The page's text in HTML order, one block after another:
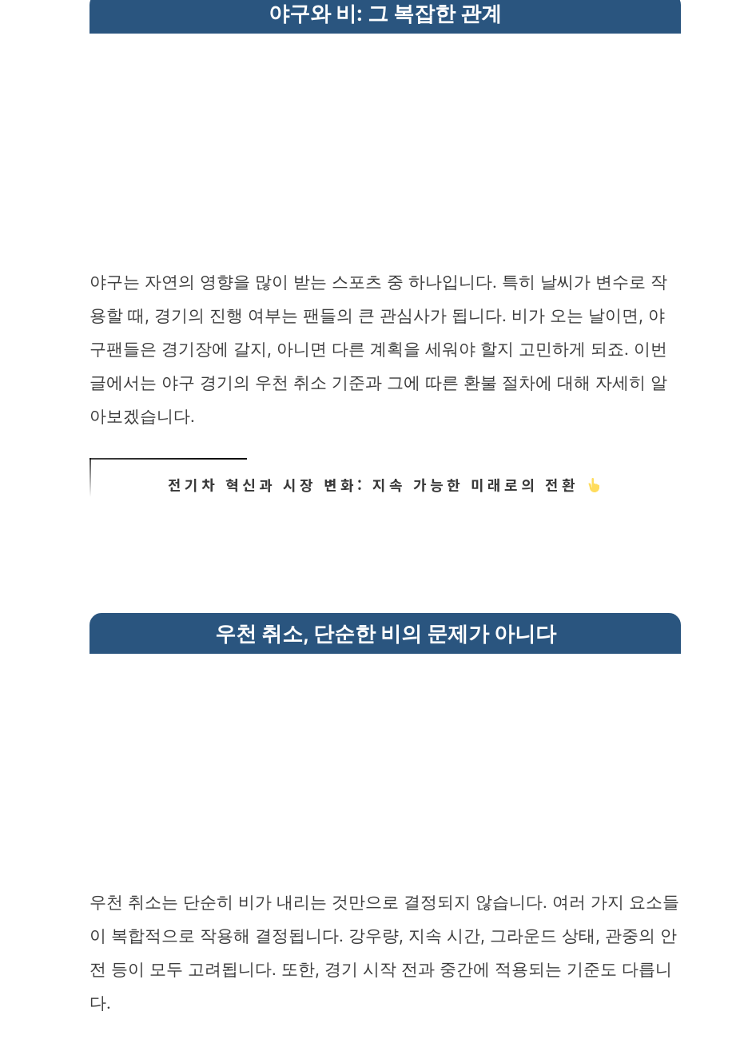
야구와 비: 그 복잡한 관계
야구는 자연의 영향을 많이 받는 스포츠 중 하나입니다. 특히 날씨가 변수로 작
용할 때, 경기의 진행 여부는 팬들의 큰 관심사가 됩니다. 비가 오는 날이면, 야
구팬들은 경기장에 갈지, 아니면 다른 계획을 세워야 할지 고민하게 되죠. 이번
글에서는 야구 경기의 우천 취소 기준과 그에 따른 환불 절차에 대해 자세히 알
아보겠습니다.
전기차 혁신과 시장 변화: 지속 가능한 미래로의 전환
우천 취소, 단순한 비의 문제가 아니다
우천 취소는 단순히 비가 내리는 것만으로 결정되지 않습니다. 여러 가지 요소들
이 복합적으로 작용해 결정됩니다. 강우량, 지속 시간, 그라운드 상태, 관중의 안
전 등이 모두 고려됩니다. 또한, 경기 시작 전과 중간에 적용되는 기준도 다릅니
다.